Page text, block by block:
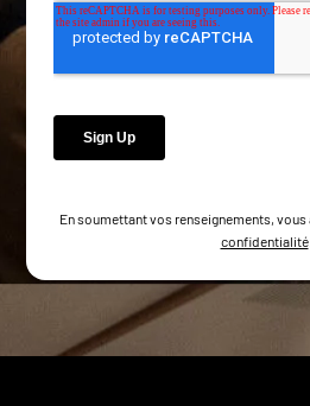
En soumettant vos renseignements,
confidentialité.